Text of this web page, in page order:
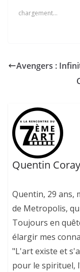
chargement…
Avengers :
Quentin Coray
Quentin, 29 ans,
de Metropolis,
Toujours en
élargir mes
"L'art existe et
pour le spirituel,